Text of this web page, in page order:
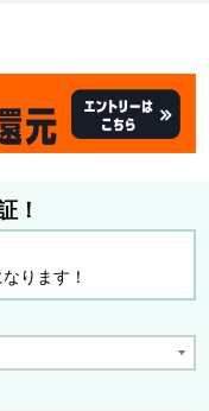
！
ります！